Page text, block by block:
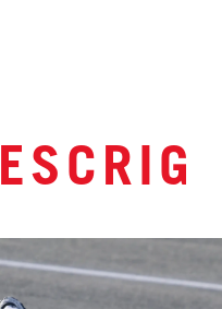
ESCRIG